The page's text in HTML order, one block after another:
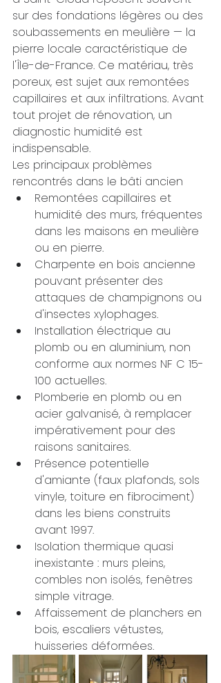
sur des fondations légères ou des
soubassements en meulière — la
pierre locale caractéristique de
l'Île-de-France. Ce matériau, très
poreux, est sujet aux remontées
capillaires et aux infiltrations. Avant
tout projet de rénovation, un
diagnostic humidité est
indispensable.
Les principaux problèmes
rencontrés dans le bâti ancien
Remontées capillaires et
humidité des murs, fréquentes
dans les maisons en meulière
ou en pierre.
Charpente en bois ancienne
pouvant présenter des
attaques de champignons ou
d'insectes xylophages.
Installation électrique au
plomb ou en aluminium, non
conforme aux normes NF C 15-
100 actuelles.
Plomberie en plomb ou en
acier galvanisé, à remplacer
impérativement pour des
raisons sanitaires.
Présence potentielle
d'amiante (faux plafonds, sols
vinyle, toiture en fibrociment)
dans les biens construits
avant 1997.
Isolation thermique quasi
inexistante : murs pleins,
combles non isolés, fenêtres
simple vitrage.
Affaissement de planchers en
bois, escaliers vétustes,
huisseries déformées.